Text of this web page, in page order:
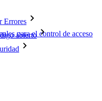
Errores
abierto
para el control de acceso